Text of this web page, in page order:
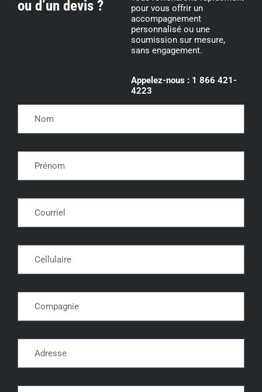
ou d’un devis ?
pour vous offrir un
accompagnement
personnalisé ou une
soumission sur mesure,
sans engagement.
Appelez-nous : 1 866 421-
4223